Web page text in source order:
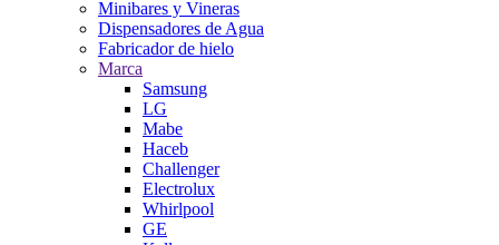
Minibares y Vineras
Dispensadores de Agua
Fabricador de hielo
Marca
Samsung
LG
Mabe
Haceb
Challenger
Electrolux
Whirlpool
GE